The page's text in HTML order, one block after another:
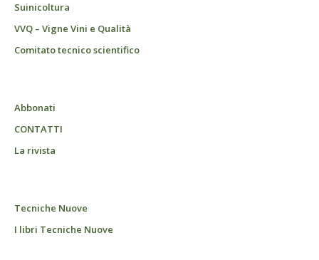
Suinicoltura
VVQ – Vigne Vini e Qualità
Comitato tecnico scientifico
Abbonati
CONTATTI
La rivista
Tecniche Nuove
I libri Tecniche Nuove